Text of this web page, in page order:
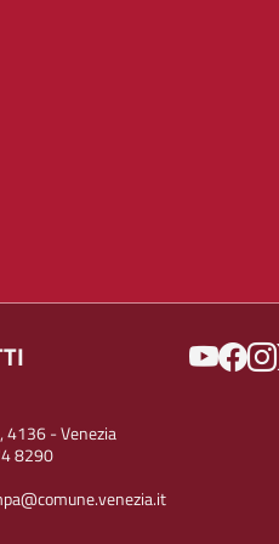
4136 - Venezia
8290